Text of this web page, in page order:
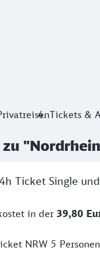
Tickets &
zu
Ticket Single
in der 39,80
NRW 5 Personen